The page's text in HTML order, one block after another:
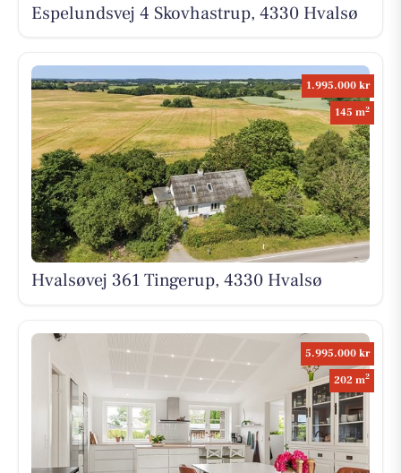
Espelundsvej 4 Skovhastrup, 4330 Hvalsø
1.995.000 kr
145 m2
Hvalsøvej 361 Tingerup, 4330 Hvalsø
5.995.000 kr
202 m2